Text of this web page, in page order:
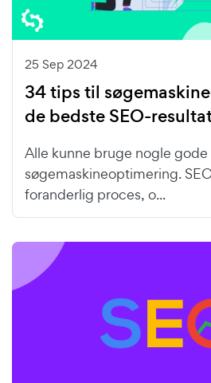
25 Sep 2024
34 tips til
de bedste SEO-
Alle kunne bruge nogle gode
søgemaskineoptimering.
foranderlig proces, o...